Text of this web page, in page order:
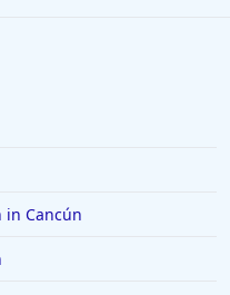
in Cancún